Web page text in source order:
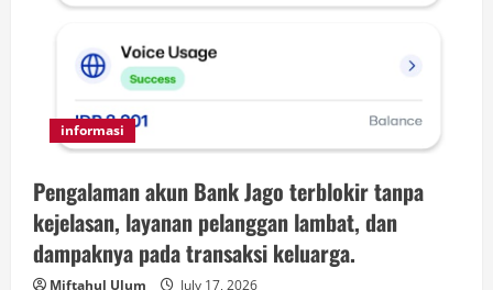
informasi
Pengalaman akun Bank Jago terblokir tanpa
kejelasan, layanan pelanggan lambat, dan
dampaknya pada transaksi keluarga.
Miftahul Ulum July 17, 2026